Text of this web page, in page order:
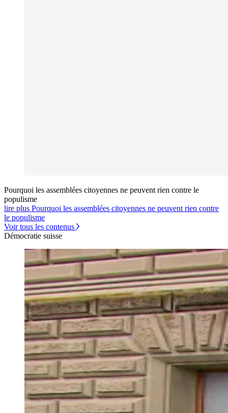
Pourquoi les assemblées citoyennes ne peuvent rien contre le
populisme
lire plus Pourquoi les assemblées citoyennes ne peuvent rien contre
le populisme
Voir tous les contenus
Démocratie suisse